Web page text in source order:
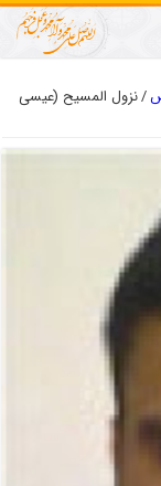
/نزول المسيح (عيسى